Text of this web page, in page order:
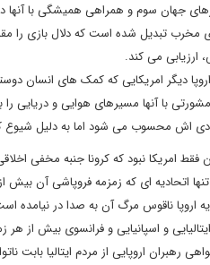
جهان سوم و همراهی همیشگی با آنها
مخرب تبدیل شده است که دلال بازی را
ارزیابی می کند.
دیگر امریکایی که کمک های انسان
با آنها مسیرهای هوایی و دریایی
اش محسوب می شود اما به دلیل شیوع
فقط امریکا نبود که کرونا جنبه مخفی
تنها اتحادیه ای که زمزمه فروپاشی آن بیش
اروپا ناقوس مرگ آن به صدا در نیامده
و اسپانیایی و فرانسوی بیش از
رهبران اروپایی از مردم ایتالیا بابت